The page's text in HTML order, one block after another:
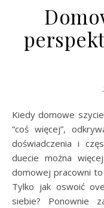
Kiedy domowe szycie od czasu do czasu przeradza się w
“coś więcej”,
doświadczenia i
duecie można
domowej pracowni to
Tylko jak oswoić
siebie? Ponownie